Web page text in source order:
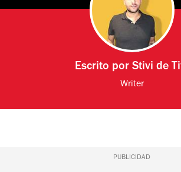
Escrito porStivi de
Writer
PUBLICIDAD